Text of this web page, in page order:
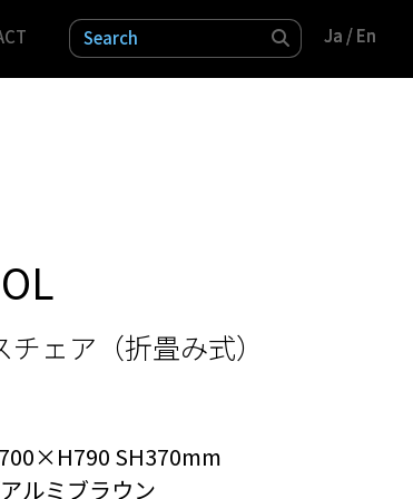
検索 Ja /En
Ja /En
チェア（折畳み式）
SH370mm
ルミブラウン